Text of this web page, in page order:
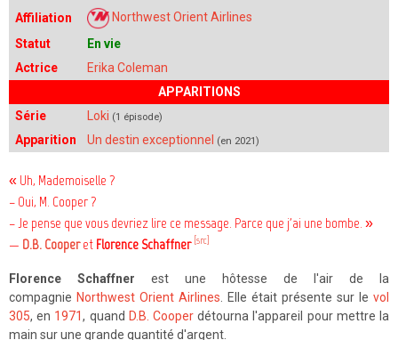
Affiliation
Northwest Orient Airlines
Statut
En vie
Actrice
Erika Coleman
APPARITIONS
Série
Loki (1 épisode)
Apparition Un destin exceptionnel (en 2021)
« Uh, Mademoiselle ?
– Oui, M. Cooper ?
– Je pense que vous devriez lire ce message. Parce que j'ai une bombe. »
— D.B. Cooperet Florence Schaffner [src]
Florence Schaffner est une hôtesse de l'air de la
compagnie Northwest Orient Airlines . Elle était présente sur le vol
305, en 1971, quand D.B. Cooper détourna l'appareil pour mettre la
main sur une grande quantité d'argent.